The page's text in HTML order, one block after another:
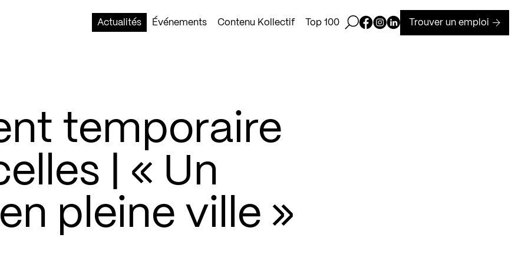
Actualités
Événements Contenu Kollectif Top 100 Ouvrir la barre de recherche
Page Facebook de Kollectif
Page Instagram de Kollectif
Page Linkedin de Kollectif
Trouver un emploi
temporaire
| « Un
pleine ville »